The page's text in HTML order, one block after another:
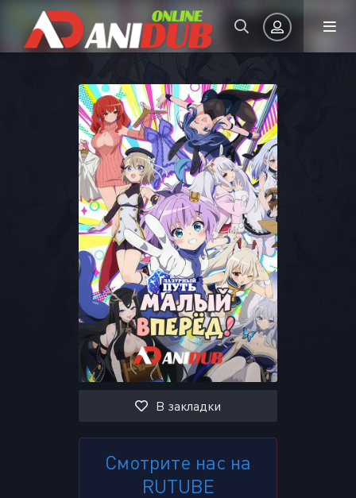
Авторизация
Запомнить
ВОЙТИ НА САЙТ
Восстановить пароль
Или войти через
В закладки
Смотрите нас на
RUTUBE